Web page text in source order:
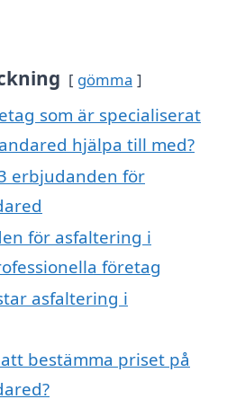
gömma
som är specialiserat
hjälpa till med?
erbjudanden för
för asfaltering i
företag
asfaltering i
bestämma priset på